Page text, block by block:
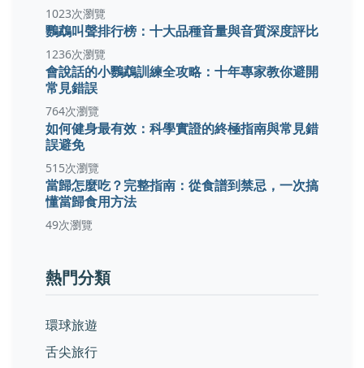
1023次瀏覽
鸚鵡叫聲排行榜：十大品種音量與音質深度評比
1236次瀏覽
會說話的小鸚鵡訓練全攻略：十年專家教你避開
常見錯誤
764次瀏覽
如何健身最有效：科學實證的終極指南與常見錯
誤避免
515次瀏覽
當歸怎麼吃？完整指南：從食譜到禁忌，一次搞
懂當歸食用方法
49次瀏覽
熱門分類
環球旅遊
舌尖旅行